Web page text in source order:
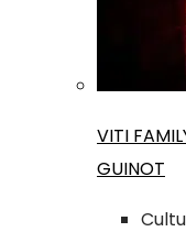
VITI
GUINOT